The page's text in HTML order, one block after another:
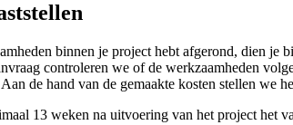
binnen je project hebt afgerond, dien
controleren we of de werkzaamheden
de hand van de gemaakte kosten stellen we
13 weken na uitvoering van het project het